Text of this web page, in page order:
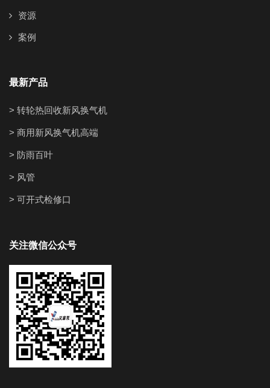
资源
案例
最新产品
> 转轮热回收新风换气机
> 商用新风换气机高端
> 防雨百叶
> 风管
> 可开式检修口
关注微信公众号